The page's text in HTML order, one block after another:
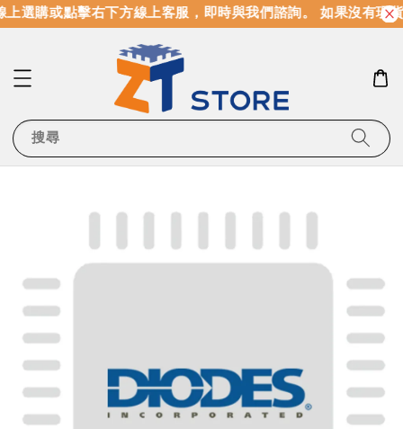
選購或點擊右下方線上客服，即時與我們諮詢。 如果沒有現
搜尋